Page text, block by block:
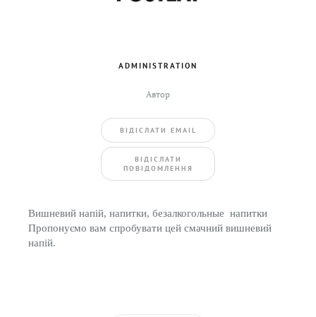
ADMINISTRATION
Автор
ВIДIСЛАТИ EMAIL
BIДIСЛАТИ
ПОВIДОМЛЕННЯ
Вишневий напій, напитки, безалкогольные напитки
Пропонуємо вам спробувати цей смачний вишневий
напій.